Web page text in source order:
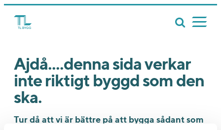
Ajdå....denna sida verkar
inte riktigt byggd som den
ska.
Tur då att vi är bättre på att bygga sådant som